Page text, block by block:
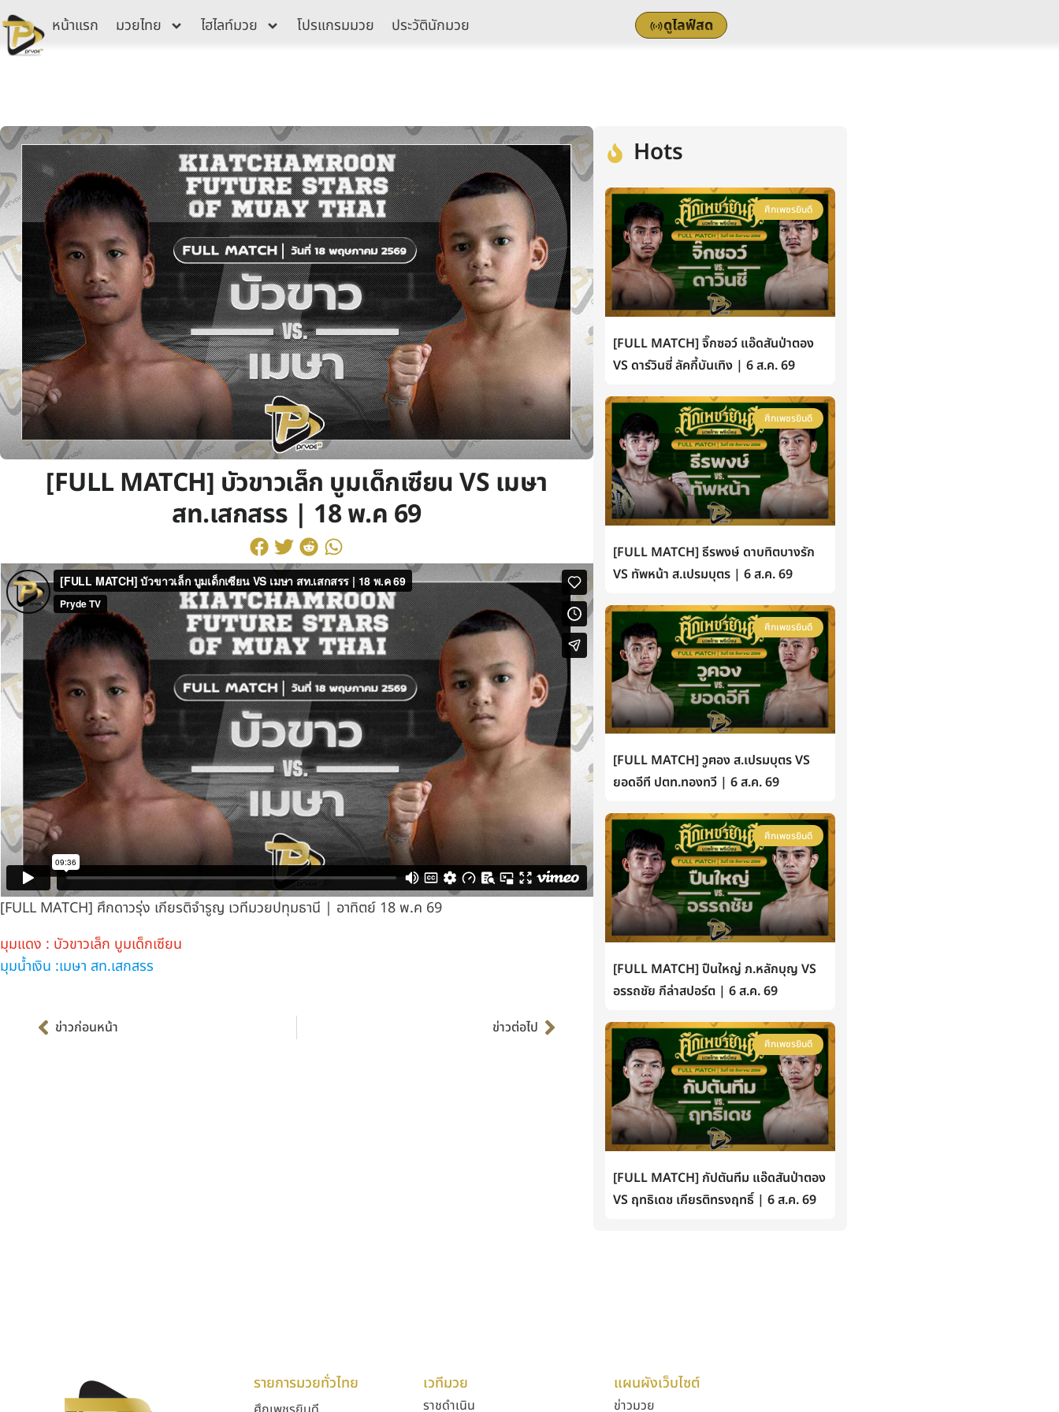
Skip
to
content
หน้าแรก มวยไทย ไฮไลท์มวย โปรแกรมมวย ประวัตินักมวย ดูไลฟ์สด
[FULL MATCH] บัวขาวเล็ก บูมเด็กเซียน VS เมษา
สท.เสกสรร | 18 พ.ค 69
[FULL MATCH] ศึกดาวรุ่ง เกียรติจำรูญ เวทีมวยปทุมธานี | อาทิตย์ 18 พ.ค 69
มุมแดง : บัวขาวเล็ก บูมเด็กเซียน
มุมน้ำเงิน :เมษา สท.เสกสรร
ข่าวก่อนหน้า ข่าวต่อไป
Hots
ศึกเพชรยินดี
[FULL MATCH] จิ๊กซอว์ แอ๊ดสันป่าตอง
VS ดาร์วินซี่ ลัคกี้บันเทิง | 6 ส.ค. 69
ศึกเพชรยินดี
[FULL MATCH] ธีรพงษ์ ดาบทิตบางรัก
VS ทัพหน้า ส.เปรมบุตร | 6 ส.ค. 69
ศึกเพชรยินดี
[FULL MATCH] วูฅอง ส.เปรมบุตร VS
ยอดอีที ปตท.ทองทวี | 6 ส.ค. 69
ศึกเพชรยินดี
[FULL MATCH] ปืนใหญ่ ภ.หลักบุญ VS
อรรถชัย กีล่าสปอร์ต | 6 ส.ค. 69
ศึกเพชรยินดี
[FULL MATCH] กัปตันทีม แอ๊ดสันป่าตอง
VS ฤทธิเดช เกียรติทรงฤทธิ์ | 6 ส.ค. 69
รายการมวยทั่วไทย เวทีมวย
ราชดำเนิน
แผนผังเว็บไซต์
ข่าวมวย